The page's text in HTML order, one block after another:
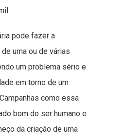
pode fazer a
uma ou de várias
um problema sério e
em torno de um
como essa
bom do ser humano e
da criação de uma